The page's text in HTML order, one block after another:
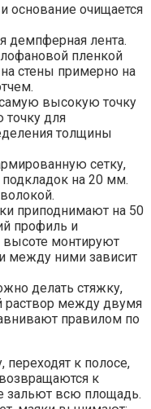
основание очищается
демпферная лента.
пленкой
стены примерно на
высокую точку
для
толщины
сетку,
на 20 мм.
приподнимают на 50
профиль и
высоте монтируют
между ними зависит
делать стяжку,
раствор между двумя
правилом по
переходят к полосе,
к
зальют всю площадь.